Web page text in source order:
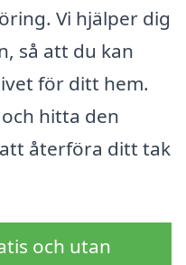
Vi hjälper dig
så att du kan
för ditt hem.
hitta den
återföra ditt tak
och utan